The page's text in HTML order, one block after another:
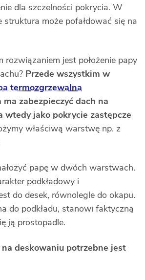
dla szczelności pokrycia. W
struktura może pofałdować się na
rozwiązaniem jest położenie papy
Przede wszystkim w
termozgrzewalna
zabezpieczyć dach na
wtedy jako pokrycie zastępcze
właściwą warstwę np. z
papę w dwóch warstwach.
podkładowy i
do desek, równolegle do okapu.
do podkładu, stanowi faktyczną
ją prostopadle.
na deskowaniu potrzebne jest